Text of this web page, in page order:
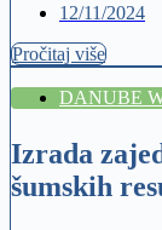
12/11/2024
Pročitaj više
DANUBE
Izrada
šumskih